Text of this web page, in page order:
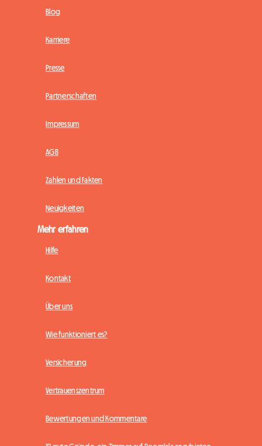
Blog
Karriere
Presse
Partnerschaften
Impressum
AGB
Zahlen und Fakten
Neuigkeiten
Mehr erfahren
Hilfe
Kontakt
Über uns
Wie funktioniert es?
Versicherung
Vertrauenszentrum
Bewertungen und Kommentare